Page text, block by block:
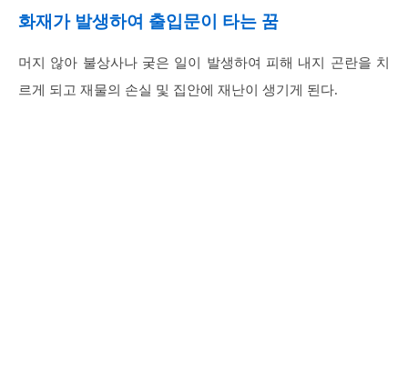
화재가 발생하여 출입문이 타는 꿈
머지 않아 불상사나 궂은 일이 발생하여 피해 내지 곤란을 치
르게 되고 재물의 손실 및 집안에 재난이 생기게 된다.